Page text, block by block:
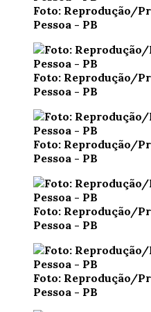
Foto: Reprodução/
Pessoa - PB
Foto: Reprodução/
Pessoa - PB
Foto: Reprodução/
Pessoa - PB
Foto: Reprodução/
Pessoa - PB
Foto: Reprodução/
Pessoa - PB